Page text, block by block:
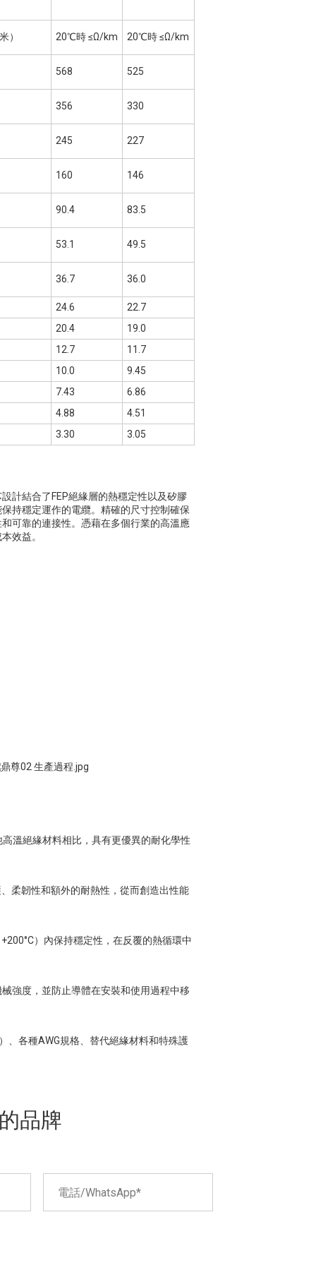
） 20℃時 ≤Ω/km 20℃時 ≤Ω/km
568 525
356 330
245 227
160 146
90.4 83.5
53.1 49.5
36.7 36.0
24.6
22.7
20.4
19.0
12.7
11.7
10.0
9.45
7.43
6.86
4.88
4.51
3.30 3.05
計結合了FEP絕緣層的熱穩定性以及矽膠
持穩定運作的電纜。精確的尺寸控制確保
可靠的連接性。憑藉在多個行業的高溫應
效益。
溫絕緣材料相比，具有更優異的耐化學性
柔韌性和額外的耐熱性，從而創造出性能
）內保持穩定性，在反覆的熱循環中
強度，並防止導體在安裝和使用過程中移
、各種AWG規格、替代絕緣材料和特殊護
品牌